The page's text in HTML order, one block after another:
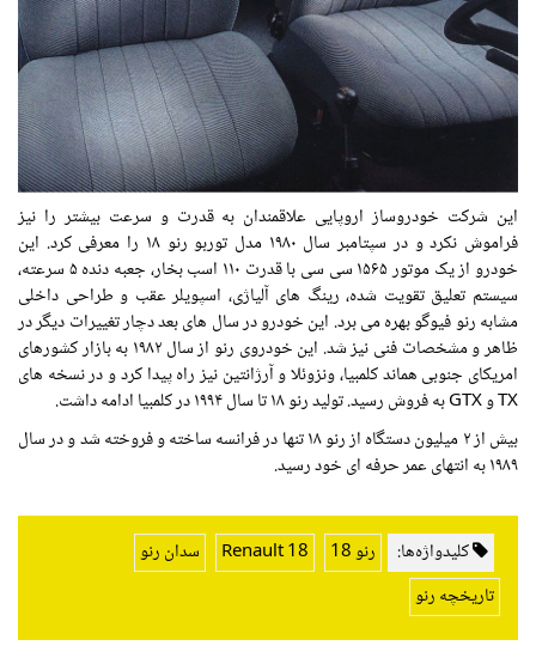
این شرکت خودروساز اروپایی علاقمندان به قدرت و سرعت بیشتر را نیز
فراموش نکرد و در سپتامبر سال ۱۹۸۰ مدل توربو رنو ۱۸ را معرفی کرد. این
خودرو از یک موتور ۱۵۶۵ سی سی با قدرت ۱۱۰ اسب بخار، جعبه دنده ۵ سرعته،
سیستم تعلیق تقویت شده، رینگ های آلیاژی، اسپویلر عقب و طراحی داخلی
مشابه رنو فیوگو بهره می برد. این خودرو در سال های بعد دچار تغییرات دیگر در
ظاهر و مشخصات فنی نیز شد. این خودروی رنو از سال ۱۹۸۲ به بازار کشورهای
امریکای جنوبی هماند کلمبیا، ونزوئلا و آرژانتین نیز راه پیدا کرد و در نسخه های
TX و GTX به فروش رسید. تولید رنو ۱۸ تا سال ۱۹۹۴ در کلمبیا ادامه داشت.
بیش از ۲ میلیون دستگاه از رنو ۱۸ تنها در فرانسه ساخته و فروخته شد و در سال
۱۹۸۹ به انتهای عمر حرفه ای خود رسید.
کلیدواژه‌ها: رنو 18 Renault 18
سدان رنو
تاریخچه رنو